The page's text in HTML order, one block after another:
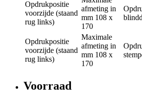
Opdrukpositie
voorzijde (staand
rug links)
afmeting in
mm 108 x
170
Opdrukpositie
voorzijde (staand
rug links)
Maximale
afmeting in
mm 108 x
170
Voorraad